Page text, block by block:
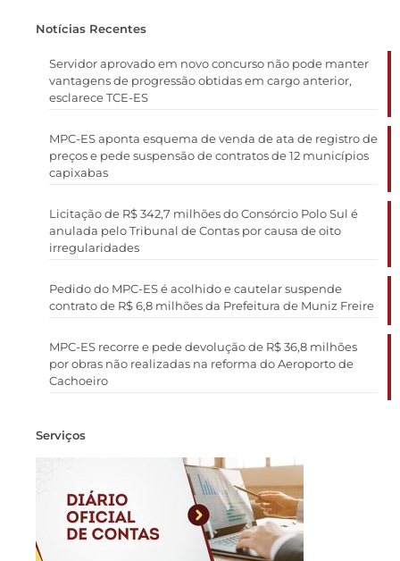
Notícias Recentes
Servidor aprovado em novo concurso não pode manter
vantagens de progressão obtidas em cargo anterior,
esclarece TCE-ES
MPC-ES aponta esquema de venda de ata de registro de
preços e pede suspensão de contratos de 12 municípios
capixabas
Licitação de R$ 342,7 milhões do Consórcio Polo Sul é
anulada pelo Tribunal de Contas por causa de oito
irregularidades
Pedido do MPC-ES é acolhido e cautelar suspende
contrato de R$ 6,8 milhões da Prefeitura de Muniz Freire
MPC-ES recorre e pede devolução de R$ 36,8 milhões
por obras não realizadas na reforma do Aeroporto de
Cachoeiro
Serviços